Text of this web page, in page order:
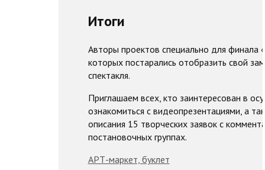
Итоги
Авторы проектов специально для
которых постарались отобразить свой
спектакля.
Приглашаем всех, кто заинтересован в
ознакомиться с видеопрезентациями, а
описания 15 творческих заявок с
постановочных группах.
АРТ-маркет, буклет